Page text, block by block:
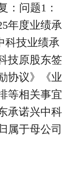
：问题1：
年度业绩承
科技业绩承
技原股东签
协议》《业
等相关事宜
承诺兴中科
属于母公司